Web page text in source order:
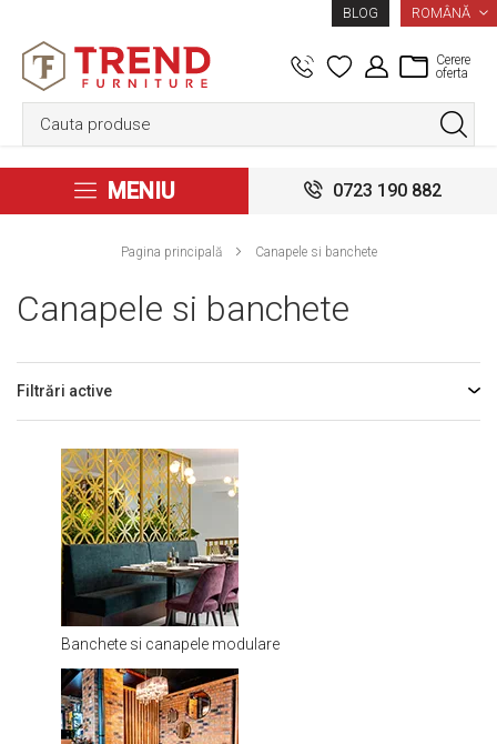
BLOG LIMBA
ROMÂNĂ
Cerere
oferta
MENIU 0723 190 882
Pagina principală Canapele si banchete
Canapele si banchete
Banchete si canapele modulare
Filtrări active